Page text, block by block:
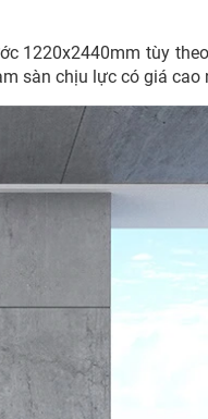
1220x2440mm tùy
sàn chịu lực có giá cao